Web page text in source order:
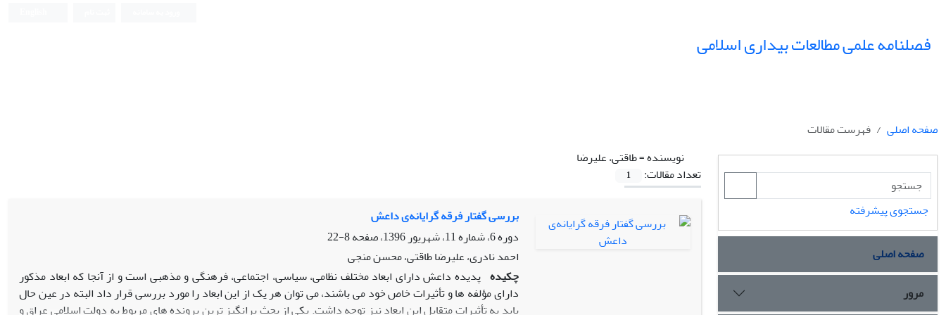
فصلنامه علمی مطالعات بیداری اسلامی
صفحه اصلی
فهرست مقالات
نویسنده =طاقتی، علیرضا
تعداد مقالات:
1
بررسی گفتار فرقه گرایانه‌ی داعش
دوره 6، شماره 11، شهریور 1396، صفحه
8-22
احمد نادری، علیرضا طاقتی، محسن منجی
چکیده پدیده داعش دارای ابعاد مختلف نظامی، سیاسی، اجتماعی، فرهنگی و مذهبی است و از آنجا که ابعاد مذکور
دارای مؤلفه ها و تأثیرات خاص خود می باشند، می توان هر یک از این ابعاد را مورد بررسی قرار داد البته در عین حال
باید به تأثیرات متقابل این ابعاد نیز توجه داشت. یکی از بحث برانگیز ترین پرونده های مربوط به دولت اسلامی عراق و
جستجوی پیشرفته
صفحه اصلی
مرور